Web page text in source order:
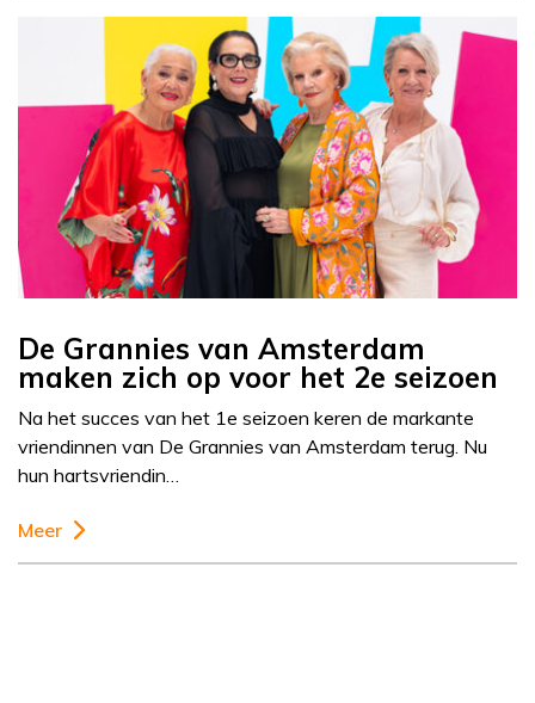
De Grannies van Amsterdam
maken zich op voor het 2e seizoen
Na het succes van het 1e seizoen keren de markante
vriendinnen van De Grannies van Amsterdam terug. Nu
hun hartsvriendin…
Meer